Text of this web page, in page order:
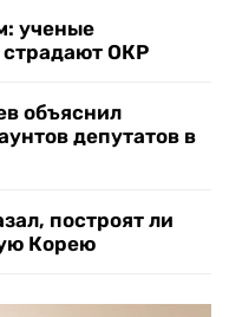
ученые
страдают ОКР
объяснил
депутатов в
построят ли
Корею